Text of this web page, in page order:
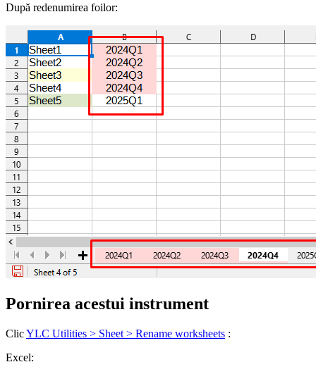
După redenumirea foilor:
Pornirea acestui instrument
ClicYLC Utilities > Sheet > Rename worksheets :
Excel: